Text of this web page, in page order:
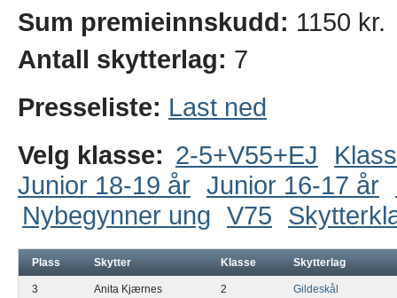
Sum premieinnskudd: 1150 kr.
Antall skytterlag: 7
Presseliste: Last ned
Velg klasse: 2-5+V55+EJ
Junior 18-19 år Junior 16-17 år
Nybegynner ung V75
Plass Skytter Klasse Skytterlag
3 Anita Kjærnes 2 Gildeskål